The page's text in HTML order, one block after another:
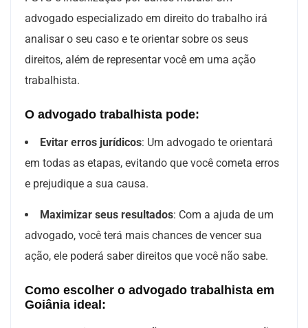
advogado especializado em direito do trabalho irá
analisar o seu caso e te orientar sobre os seus
direitos, além de representar você em uma ação
trabalhista.
O advogado trabalhista pode:
Evitar erros jurídicos: Um advogado te orientará
em todas as etapas, evitando que você cometa erros
e prejudique a sua causa.
Maximizar seus resultados: Com a ajuda de um
advogado, você terá mais chances de vencer sua
ação, ele poderá saber direitos que você não sabe.
Como escolher o advogado trabalhista em
Goiânia ideal: